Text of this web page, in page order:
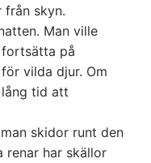
från skyn.
Man ville
på
vilda djur. Om
tid att
skidor runt den
renar har skällor